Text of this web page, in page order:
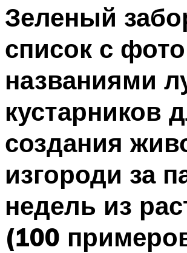
Зеленый
список с
названиями
кустарников
создания
изгороди за
недель из
(100